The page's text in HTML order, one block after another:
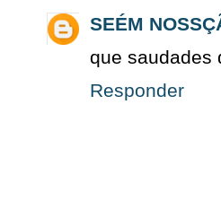
SEÉM
que saudades
Responder